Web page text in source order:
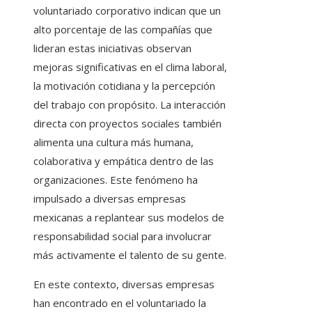
voluntariado corporativo indican que un
alto porcentaje de las compañías que
lideran estas iniciativas observan
mejoras significativas en el clima laboral,
la motivación cotidiana y la percepción
del trabajo con propósito. La interacción
directa con proyectos sociales también
alimenta una cultura más humana,
colaborativa y empática dentro de las
organizaciones. Este fenómeno ha
impulsado a diversas empresas
mexicanas a replantear sus modelos de
responsabilidad social para involucrar
más activamente el talento de su gente.
En este contexto, diversas empresas
han encontrado en el voluntariado la